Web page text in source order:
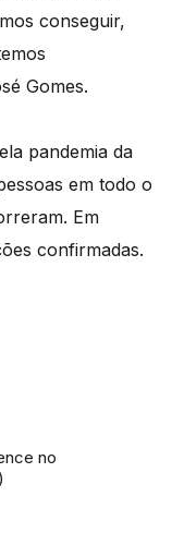
conseguir,
Gomes.
pandemia da
em todo o
Em
confirmadas.
no